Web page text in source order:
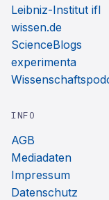
Leibniz-Institut ifl
wissen.de
ScienceBlogs
experimenta
INFO
AGB
Mediadaten
Impressum
Datenschutz